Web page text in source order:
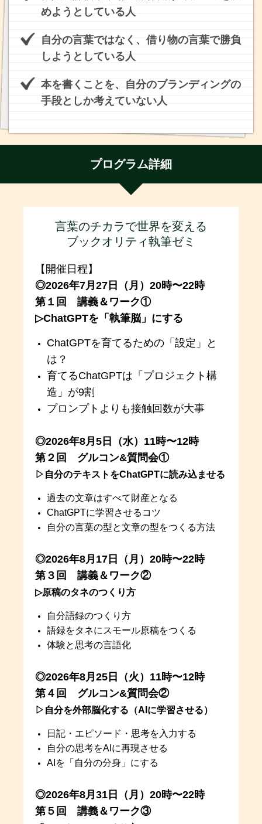
めようとしている人
自分の言葉ではなく、借り物の言葉で勝負
しようとしている人
本を書くことを、自分のブランディングの
手段としか考えていない人
プログラム詳細
言葉のチカラで世界を変える
ブックオリティ執筆ゼミ
【開催日程】
◎2026年7月27日（月）20時〜22時
第１回 講義＆ワーク①
▷ChatGPTを「執筆脳」にする
ChatGPTを育てるための「設定」と
は？
育てるChatGPTは「プロジェクト構
造」が9割
プロンプトよりも接触回数が大事
◎2026年8月5日（水）11時〜12時
第２回 グルコン&質問会①
▷自分のテキストをChatGPTに読み込ませる
過去の文章はすべて財産となる
ChatGPTに学習させるコツ
自分の言葉の型と文章の型をつくる方法
◎2026年8月17日（月）20時〜22時
第３回 講義＆ワーク②
▷原稿のタネのつくり方
自分語録のつくり方
語録をタネにスモール原稿をつくる
体験と思考の言語化
◎2026年8月25日（火）11時〜12時
第４回 グルコン&質問会②
▷自分を外部脳化する（AIに学習させる）
日記・エピソード・思考を入力する
自分の思考をAIに再現させる
AIを「自分の分身」にする
◎2026年8月31日（月）20時〜22時
第５回 講義＆ワーク③